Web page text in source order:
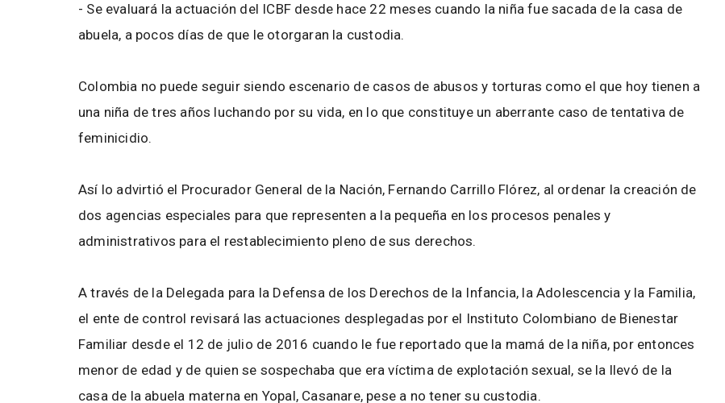
- Se evaluará la actuación del ICBF desde hace 22 meses cuando la niña fue sacada de la casa de
abuela, a pocos días de que le otorgaran la custodia.
Colombia no puede seguir siendo escenario de casos de abusos y torturas como el que hoy tienen a
una niña de tres años luchando por su vida, en lo que constituye un aberrante caso de tentativa de
feminicidio.
Así lo advirtió el Procurador General de la Nación, Fernando Carrillo Flórez, al ordenar la creación de
dos agencias especiales para que representen a la pequeña en los procesos penales y
administrativos para el restablecimiento pleno de sus derechos.
A través de la Delegada para la Defensa de los Derechos de la Infancia, la Adolescencia y la Familia,
el ente de control revisará las actuaciones desplegadas por el Instituto Colombiano de Bienestar
Familiar desde el 12 de julio de 2016 cuando le fue reportado que la mamá de la niña, por entonces
menor de edad y de quien se sospechaba que era víctima de explotación sexual, se la llevó de la
casa de la abuela materna en Yopal, Casanare, pese a no tener su custodia.